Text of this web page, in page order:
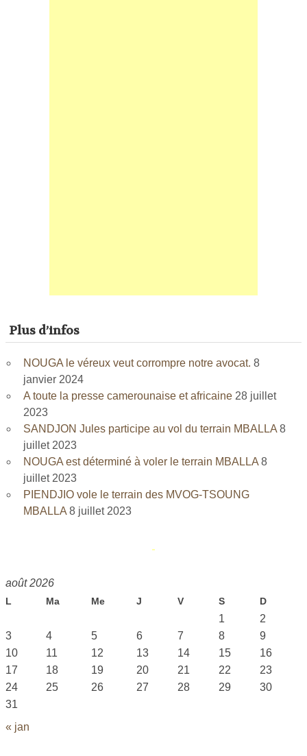
Plus d’infos
NOUGA le véreux veut corrompre notre avocat. 8
janvier 2024
A toute la presse camerounaise et africaine 28 juillet
2023
SANDJON Jules participe au vol du terrain MBALLA 8
juillet 2023
NOUGA est déterminé à voler le terrain MBALLA 8
juillet 2023
PIENDJIO vole le terrain des MVOG-TSOUNG
MBALLA 8 juillet 2023
août 2026
L Ma Me J V S D
« jan
1
2
3
4 5 6 7 8
9
10
11 12 13 14 15
16
17
18 19 20 21 22
23
24
25 26 27 28 29
30
31